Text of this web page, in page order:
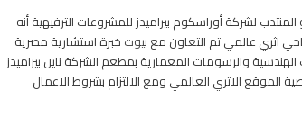
الهندسية
لمطعم
ناين
بيراميدز
لاونج
لشركة أوراسكوم بيراميدز للمشروعات الترفيهية أنه
اثري عالمي تم التعاون مع بيوت خبرة استشارية مصرية
والرسومات المعمارية بمطعم الشركة ناين بيراميدز
الاثري العالمي ومع الالتزام بشروط الاعمال